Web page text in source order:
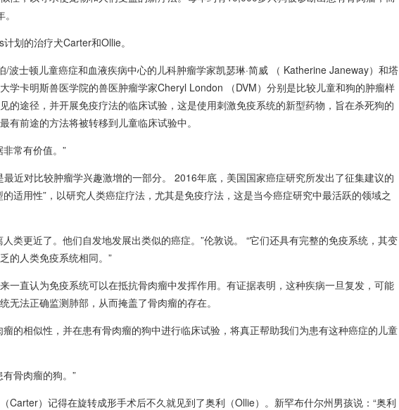
计划的治疗犬Carter和Ollie。
/波士顿儿童癌症和血液疾病中心的儿科肿瘤学家凯瑟琳·简威 （ Katherine Janeway） 和塔
学卡明斯兽医学院的兽医肿瘤学家Cheryl London （DVM）分别是比较儿童和狗的肿瘤样
的途径，并开展免疫疗法的临床试验，这是使用刺激免疫系统的新型药物，旨在杀死狗的
有前途的方法将被转移到儿童临床试验中。
常有价值。”
近对比较肿瘤学兴趣激增的一部分。 2016年底，美国国家癌症研究所发出了征集建议的
适用性”，以研究人类癌症疗法，尤其是免疫疗法，这是当今癌症研究中最活跃的领域之
类更近了。他们自发地发展出类似的癌症。”伦敦说。 “它们还具有完整的免疫系统，其变
的人类免疫系统相同。”
一直认为免疫系统可以在抵抗骨肉瘤中发挥作用。有证据表明，这种疾病一旦复发，可能
无法正确监测肺部，从而掩盖了骨肉瘤的存在。
的相似性，并在患有骨肉瘤的狗中进行临床试验，将真正帮助我们为患有这种癌症的儿童
骨肉瘤的狗。”
Carter）记得在旋转成形手术后不久就见到了奥利（Ollie）。新罕布什尔州男孩说：“奥利